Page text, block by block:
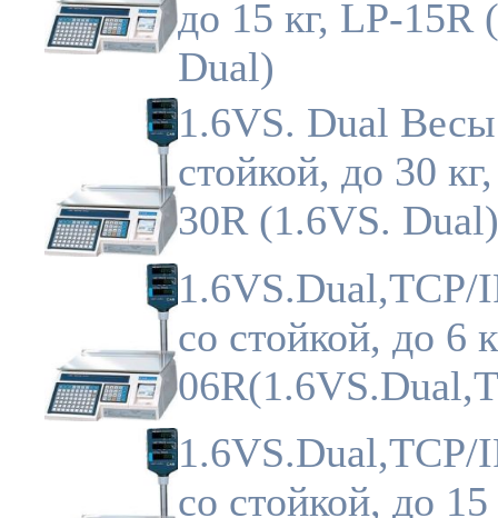
до 15 кг, LP-15R
Dual)
1.6VS. Dual
стойкой, до 30
30R (1.6VS. Dual)
1.6VS.Dual,TCP/
со стойкой, до 6
1.6VS.Dual,TCP/
со стойкой, до